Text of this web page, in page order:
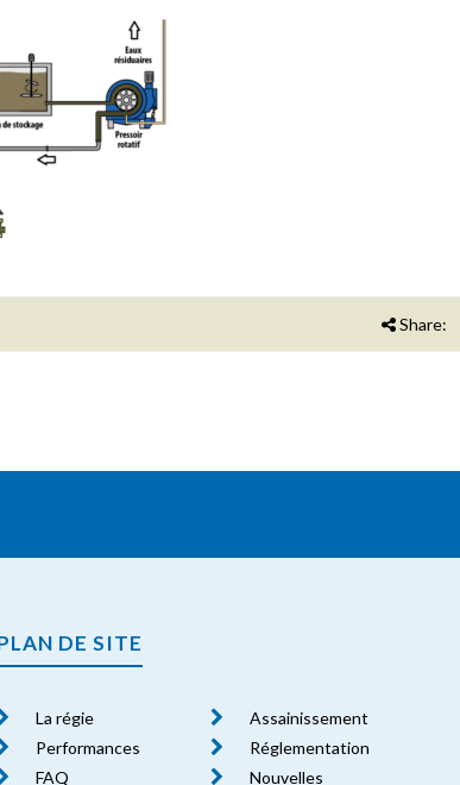
Share:
DE SITE
La régie
Assainissement
Performances
Réglementation
FAQ
Nouvelles